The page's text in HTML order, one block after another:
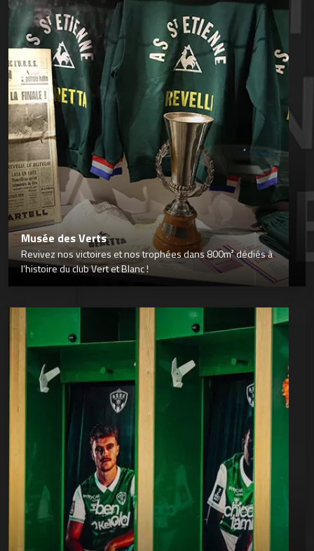
Musée des Verts
Revivez nos victoires et nos trophées dans 800m² dédiés à
l’histoire du club Vert et Blanc !